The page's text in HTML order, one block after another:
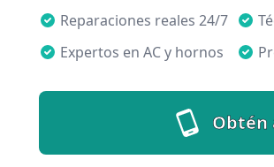
Reparaciones reales 24/7
Expertos en AC y hornos
Obtén